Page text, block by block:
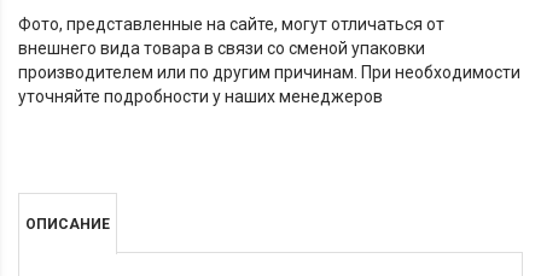
Фото, представленные на сайте, могут отличаться от
внешнего вида товара в связи со сменой упаковки
производителем или по другим причинам. При необходимости
уточняйте подробности у наших менеджеров
ОПИСАНИЕ